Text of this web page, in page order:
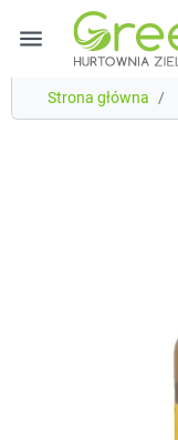
menu
Strona główna